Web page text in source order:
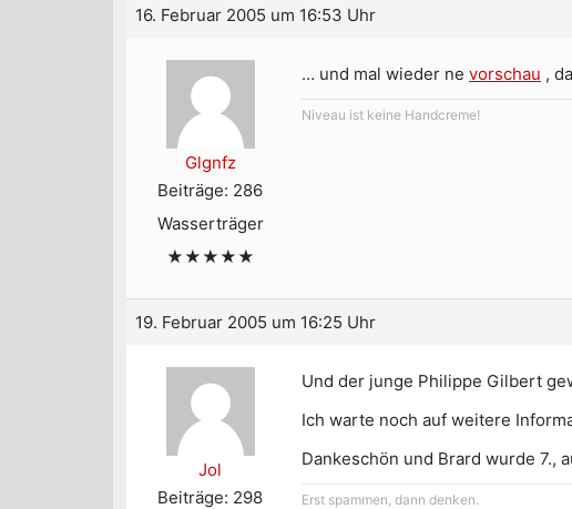
16. Februar 2005 um 16:53 Uhr
Glgnfz
Beiträge: 286
Wasserträger
★★★★★
… und mal wieder ne vorschau ,
Niveau ist keine Handcreme!
19. Februar 2005 um 16:25 Uhr
Jol
Beiträge: 298
Und der junge Philippe Gilbert
Ich warte noch auf weitere
Dankeschön und Brard wurde 7.,
Erst spammen, dann denken.